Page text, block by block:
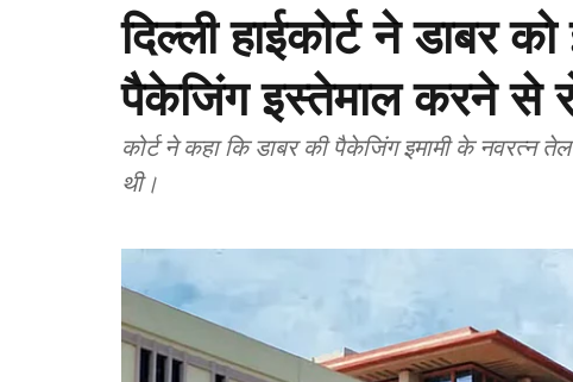
दिल्ली हाईकोर्ट ने डाबर
पैकेजिंग इस्तेमाल करने से
कोर्ट ने कहा कि डाबर की पैकेजिंग इमामी के
थी।